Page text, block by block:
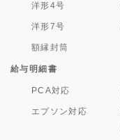
洋形4号
洋形7号
額縁封筒
給与明細書
PCA対応
エプソン対応